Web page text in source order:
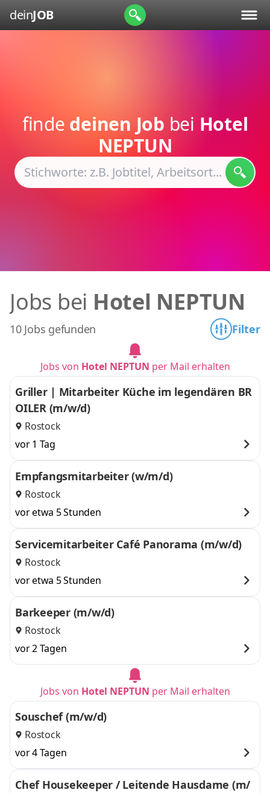
deinJOB
finde deinen Job bei Hotel
NEPTUN
Jobs bei Hotel NEPTUN
10 Jobs gefunden Filter
Jobs von Hotel NEPTUN per Mail erhalten
Griller | Mitarbeiter Küche im legendären BR
OILER (m/w/d)
Rostock
vor 1 Tag
Empfangsmitarbeiter (w/m/d)
Rostock
vor etwa 5 Stunden
Servicemitarbeiter Café Panorama (m/w/d)
Rostock
vor etwa 5 Stunden
Barkeeper (m/w/d)
Rostock
vor 2 Tagen
Jobs von Hotel NEPTUN per Mail erhalten
Souschef (m/w/d)
Rostock
vor 4 Tagen
Chef Housekeeper / Leitende Hausdame (m/